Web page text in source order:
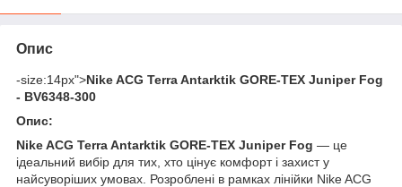
Опис
-size:14px">Nike ACG Terra Antarktik GORE-TEX Juniper Fog
- BV6348-300
Опис:
Nike ACG Terra Antarktik GORE-TEX Juniper Fog — це
ідеальний вибір для тих, хто цінує комфорт і захист у
найсуворіших умовах. Розроблені в рамках лінійки Nike ACG